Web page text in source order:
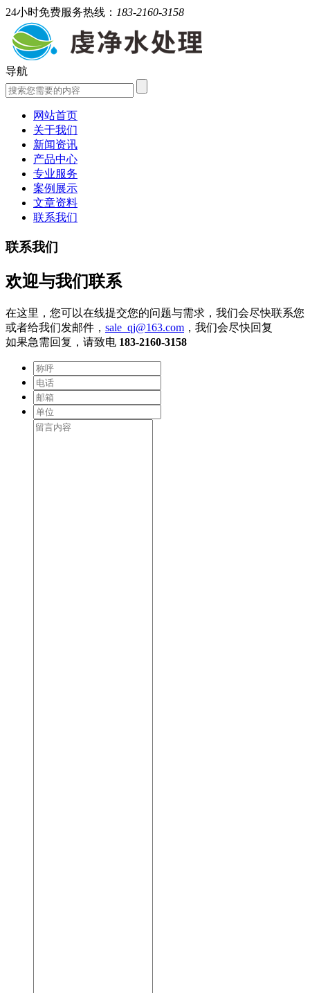
24小时免费服务热线： 183-2160-3158
导航
网站首页
关于我们
新闻资讯
产品中心
专业服务
案例展示
文章资料
联系我们
联系我们
欢迎与我们联系
在这里，您可以在线提交您的问题与需求，我们会尽快联系您
或者给我们发邮件， sale_qj@163.com ，我们会尽快回复
如果急需回复，请致电 183-2160-3158